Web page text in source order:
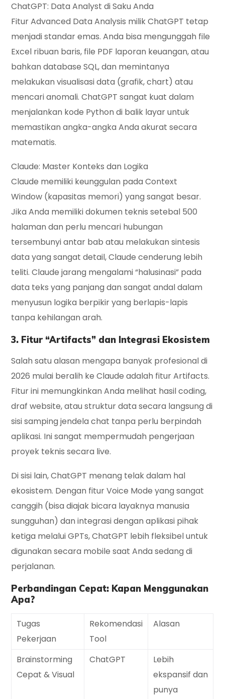
ChatGPT: Data Analyst di Saku Anda
FiturAdvanced Data Analysis milik ChatGPT tetap
menjadi standar emas. Anda bisa mengunggah file
Excel ribuan baris, file PDF laporan keuangan, atau
bahkan database SQL, dan memintanya
melakukan visualisasi data (grafik, chart) atau
mencari anomali. ChatGPT sangat kuat dalam
menjalankan kode Python di balik layar untuk
memastikan angka-angka Anda akurat secara
matematis.
Claude: Master Konteks dan Logika
Claude memiliki keunggulan padaContext
Window (kapasitas memori) yang sangat besar.
Jika Anda memiliki dokumen teknis setebal 500
halaman dan perlu mencari hubungan
tersembunyi antar bab atau melakukan sintesis
data yang sangat detail, Claude cenderung lebih
teliti. Claude jarang mengalami “halusinasi” pada
data teks yang panjang dan sangat andal dalam
menyusun logika berpikir yang berlapis-lapis
tanpa kehilangan arah.
3. Fitur “Artifacts” dan Integrasi Ekosistem
Salah satu alasan mengapa banyak profesional di
2026 mulai beralih keClaude adalah fiturArtifacts.
Fitur ini memungkinkan Anda melihat hasil coding,
draf website, atau struktur data secara langsung di
sisi samping jendela chat tanpa perlu berpindah
aplikasi. Ini sangat mempermudah pengerjaan
proyek teknis secara live.
Di sisi lain,ChatGPT menang telak dalam hal
ekosistem. Dengan fiturVoice Mode yang sangat
canggih (bisa diajak bicara layaknya manusia
sungguhan) dan integrasi dengan aplikasi pihak
ketiga melaluiGPTs, ChatGPT lebih fleksibel untuk
digunakan secara mobile saat Anda sedang di
perjalanan.
Perbandingan Cepat: Kapan Menggunakan
Apa?
Tugas
Pekerjaan
Rekomendasi
Tool
Alasan
Brainstorming
Cepat & Visual
ChatGPT
Lebih
ekspansif dan
punya